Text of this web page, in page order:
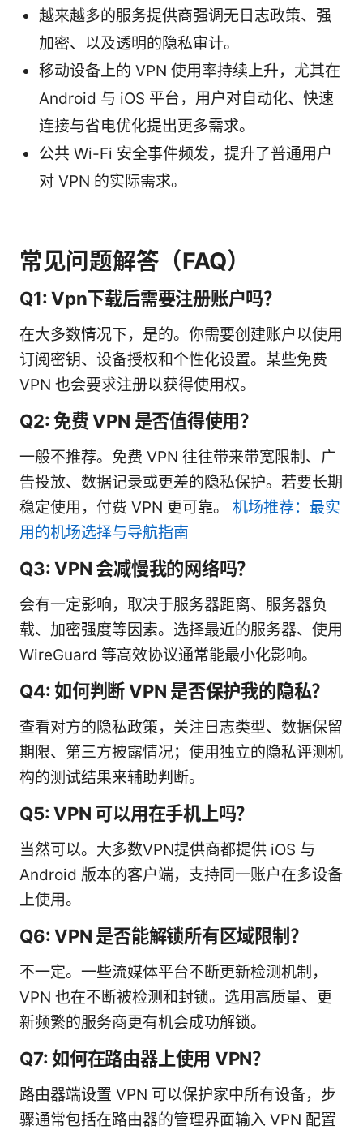
越来越多的服务提供商强调无日志政策、强
加密、以及透明的隐私审计。
移动设备上的 VPN 使用率持续上升，尤其在
Android 与 iOS 平台，用户对自动化、快速
连接与省电优化提出更多需求。
公共 Wi-Fi 安全事件频发，提升了普通用户
对 VPN 的实际需求。
常见问题解答（FAQ）
Q1: Vpn下载后需要注册账户吗？
在大多数情况下，是的。你需要创建账户以使用
订阅密钥、设备授权和个性化设置。某些免费
VPN 也会要求注册以获得使用权。
Q2: 免费 VPN 是否值得使用？
一般不推荐。免费 VPN 往往带来带宽限制、广
告投放、数据记录或更差的隐私保护。若要长期
稳定使用，付费 VPN 更可靠。 机场推荐：最实
用的机场选择与导航指南
Q3: VPN 会减慢我的网络吗？
会有一定影响，取决于服务器距离、服务器负
载、加密强度等因素。选择最近的服务器、使用
WireGuard 等高效协议通常能最小化影响。
Q4: 如何判断 VPN 是否保护我的隐私？
查看对方的隐私政策，关注日志类型、数据保留
期限、第三方披露情况；使用独立的隐私评测机
构的测试结果来辅助判断。
Q5: VPN 可以用在手机上吗？
当然可以。大多数VPN提供商都提供 iOS 与
Android 版本的客户端，支持同一账户在多设备
上使用。
Q6: VPN 是否能解锁所有区域限制？
不一定。一些流媒体平台不断更新检测机制，
VPN 也在不断被检测和封锁。选用高质量、更
新频繁的服务商更有机会成功解锁。
Q7: 如何在路由器上使用 VPN？
路由器端设置 VPN 可以保护家中所有设备，步
骤通常包括在路由器的管理界面输入 VPN 配置